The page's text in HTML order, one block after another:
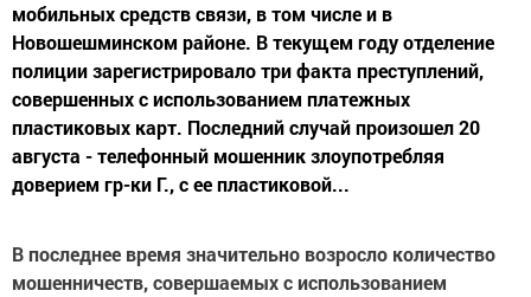
мобильных средств связи, в том числе и в
Новошешминском районе. В текущем году отделение
полиции зарегистрировало три факта преступлений,
совершенных с использованием платежных
пластиковых карт. Последний случай произошел 20
августа - телефонный мошенник злоупотребляя
доверием гр-ки Г., с ее пластиковой...
В последнее время значительно возросло количество
мошенничеств, совершаемых с использованием